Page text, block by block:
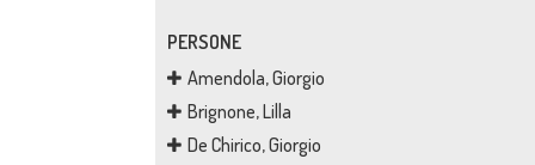
PERSONE
Amendola, Giorgio
Brignone, Lilla
De Chirico, Giorgio